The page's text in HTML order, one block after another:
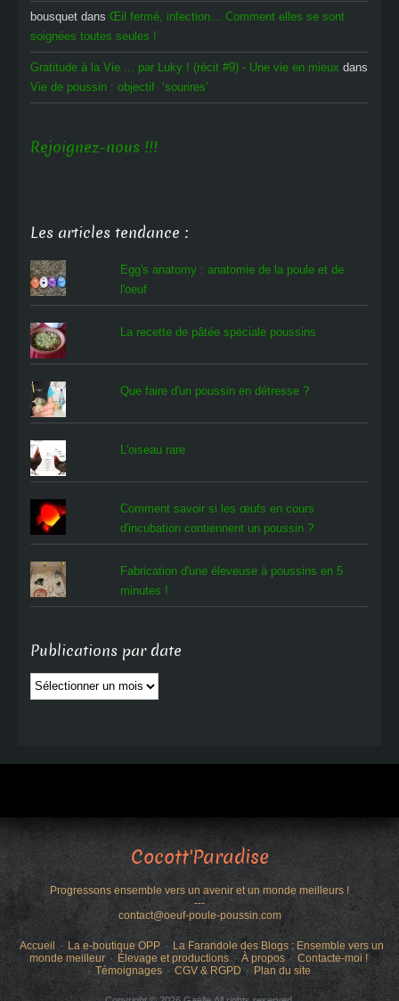
bousquet dans Œil fermé, infection… Comment elles se sont
soignées toutes seules !
Gratitude à la Vie ... par Luky ! (récit #9) - Une vie en mieux dans
Vie de poussin : objectif ‘sourires’
Rejoignez-nous !!!
Les articles tendance :
Egg's anatomy : anatomie de la poule et de
l'oeuf
La recette de pâtée spéciale poussins
Que faire d'un poussin en détresse ?
L'oiseau rare
Comment savoir si les œufs en cours
d'incubation contiennent un poussin ?
Fabrication d'une éleveuse à poussins en 5
minutes !
Publications par date
Publications
par
Cocott'Paradise
Progressons ensemble vers un avenir et un monde meilleurs !
---
contact@oeuf-poule-poussin.com
Accueil La e-boutique OPP
La Farandole des Blogs : Ensemble vers un
monde meilleur
Élevage et productions À propos
Contacte-moi !
Témoignages
CGV & RGPD Plan du site